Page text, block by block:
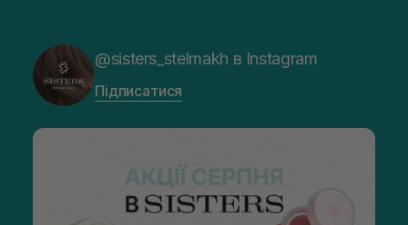
@sisters_stelmakh в Instagram
Підписатися